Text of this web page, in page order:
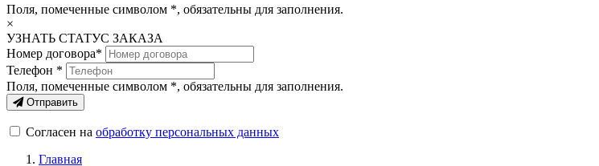
Поля, помеченные символом *, обязательны для заполнения.
×
УЗНАТЬ СТАТУС ЗАКАЗА
Номер договора*
Телефон *
Поля, помеченные символом *, обязательны для заполнения.
Отправить
Согласен на обработку персональных данных
Главная